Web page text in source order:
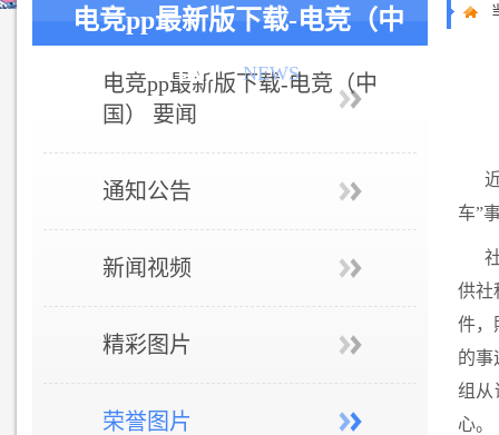
电竞pp最新版下载-电竞（中
国） NEWS
电竞pp最新版下载-电竞（中
国） 要闻
通知公告
新闻视频
精彩图片
荣誉图片
车”
供社
件，
的事
组从
心。